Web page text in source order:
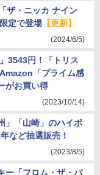
ザ・ニッカ ナイン
定で登場【更新】
(2024/6/5)
3543円！「トリス
「プライム感
がお買い得
(2023/10/14)
」「山崎」のハイボ
など抽選販売！
(2023/8/5)
ー「フロム・ザ・バ